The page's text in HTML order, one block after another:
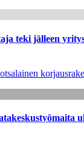
teki jälleen